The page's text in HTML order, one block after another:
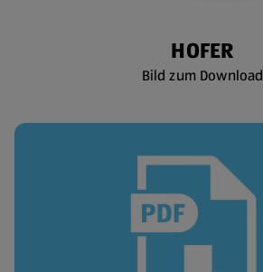
HOFER
Bild zum Download